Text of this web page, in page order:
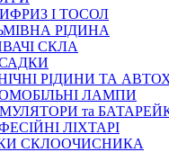
І ТОСОЛ
РІДИНА
СКЛА
РІДИНИ ТА
ЛАМПИ
та
ЛІХТАРІ
СКЛООЧИСНИКА